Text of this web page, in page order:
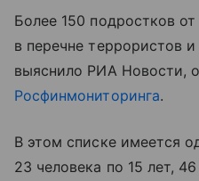
Более 150 подростков
в перечне террористов
выяснило РИА Новости,
Росфинмониторинга.
В этом списке имеется
23 человека по 15 лет,